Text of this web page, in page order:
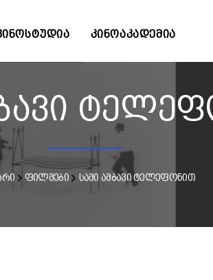
ᲙᲘᲜᲝᲐᲙᲐᲓᲔᲛᲘᲐ
ფილმები სამი ამბავი ტელეფონით